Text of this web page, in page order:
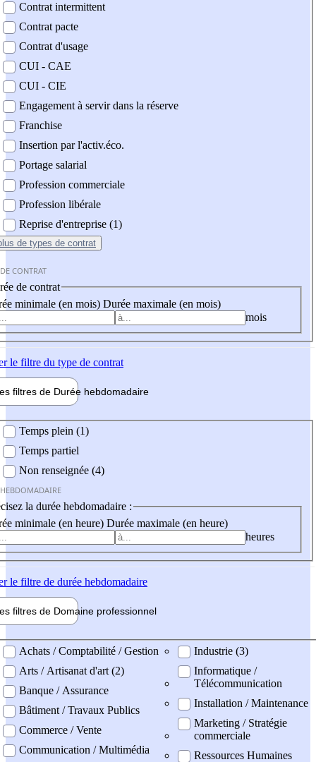
Contrat intermittent
Contrat pacte
Contrat d'usage
CUI - CAE
CUI - CIE
Engagement à servir dans la réserve
Franchise
Insertion par l'activ.éco.
Portage salarial
Profession commerciale
Profession libérale
Reprise d'entreprise (1)
de types de contrat
CONTRAT
de contrat
minimale (en mois) Durée maximale (en mois)
mois
le filtre du type de contrat
filtres de Durée hebdomadaire
Temps plein (1)
Temps partiel
Non renseignée (4)
la durée hebdomadaire :
minimale (en heure) Durée maximale (en heure)
heures
le filtre de durée hebdomadaire
filtres de Domaine professionnel
professionel
Achats / Comptabilité / Gestion
Arts / Artisanat d'art (2)
Banque / Assurance
Bâtiment / Travaux Publics
Commerce / Vente
Communication / Multimédia
Industrie (3)
Informatique /
Télécommunication
Installation / Maintenance
Marketing / Stratégie
commerciale
Ressources Humaines